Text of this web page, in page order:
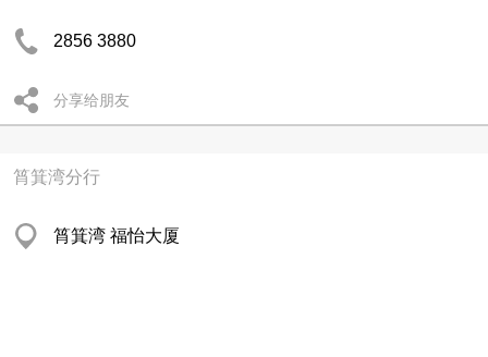
2856 3880
分享给朋友
筲箕湾分行
筲箕湾 福怡大厦